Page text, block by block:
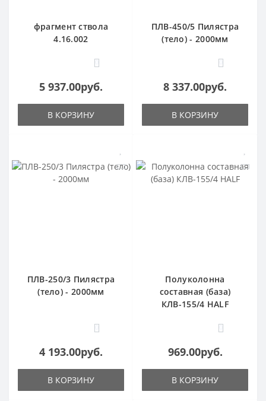
фрагмент ствола
4.16.002
0
5 937.00руб.
В КОРЗИНУ
ПЛВ-450/5 Пилястра
(тело) - 2000мм
0
8 337.00руб.
В КОРЗИНУ
ПЛВ-250/3 Пилястра
(тело) - 2000мм
0
4 193.00руб.
В КОРЗИНУ
Полуколонна
составная (база)
КЛВ-155/4 HALF
0
969.00руб.
В КОРЗИНУ